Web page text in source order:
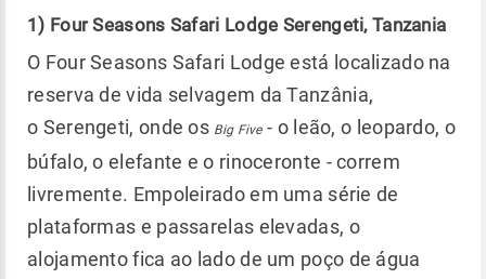
1) Four Seasons Safari Lodge Serengeti, Tanzania
O Four Seasons Safari Lodge está localizado na
reserva de vida selvagem da Tanzânia,
o Serengeti, onde os Big Five- o leão, o leopardo, o
búfalo, o elefante e o rinoceronte - correm
livremente. Empoleirado em uma série de
plataformas e passarelas elevadas, o
alojamento fica ao lado de um poço de água